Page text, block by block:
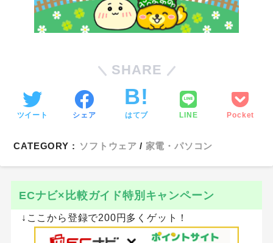
SHARE
ツイート シェア はてブ LINE Pocket
CATEGORY : ソフトウェア 家電・パソコン
ECナビ×比較ガイド特別キャンペーン
↓ここから登録で200円多くゲット！